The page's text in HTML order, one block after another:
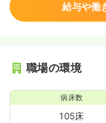
給与や働
職場の環境
病床数
105床